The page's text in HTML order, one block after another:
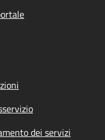
dei servizi